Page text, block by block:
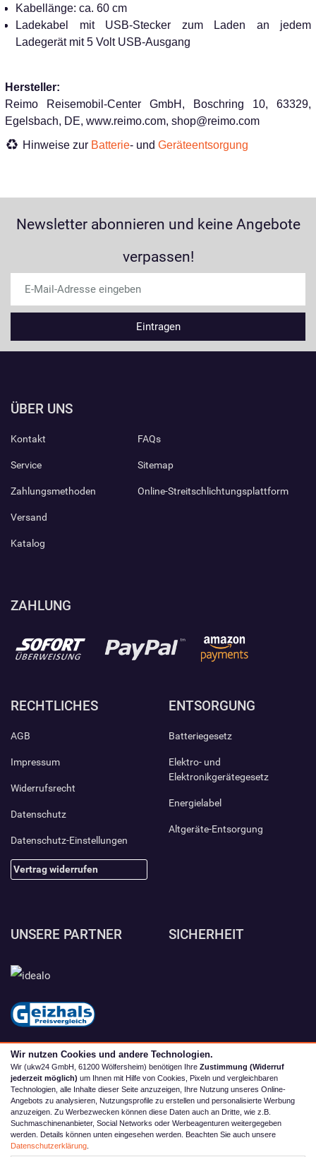
Kabellänge: ca. 60 cm
Ladekabel mit USB-Stecker zum Laden an jedem
Ladegerät mit 5 Volt USB-Ausgang
Hersteller:
Reimo Reisemobil-Center GmbH, Boschring 10, 63329,
Egelsbach, DE, www.reimo.com, shop@reimo.com
Hinweise zur Batterie- und Geräteentsorgung
Newsletter abonnieren und keine Angebote
verpassen!
ÜBER UNS
Kontakt
Service
Zahlungsmethoden
Versand
Katalog
FAQs
Sitemap
Online-Streitschlichtungsplattform
ZAHLUNG
RECHTLICHES
AGB
Impressum
Widerrufsrecht
Datenschutz
Datenschutz-Einstellungen
Vertrag widerrufen
ENTSORGUNG
Batteriegesetz
Elektro- und
Elektronikgerätegesetz
Energielabel
Altgeräte-Entsorgung
UNSERE PARTNER SICHERHEIT
Wir nutzen Cookies und andere Technologien.
Wir (ukw24 GmbH, 61200 Wölfersheim) benötigen Ihre Zustimmung (Widerruf
jederzeit möglich) um Ihnen mit Hilfe von Cookies, Pixeln und vergleichbaren
Technologien, alle Inhalte dieser Seite anzuzeigen, Ihre Nutzung unseres Online-
Angebots zu analysieren, Nutzungsprofile zu erstellen und personalisierte Werbung
anzuzeigen. Zu Werbezwecken können diese Daten auch an Dritte, wie z.B.
Suchmaschinenanbieter, Social Networks oder Werbeagenturen weitergegeben
werden. Details können unten eingesehen werden. Beachten Sie auch unsere
Datenschutzerklärung